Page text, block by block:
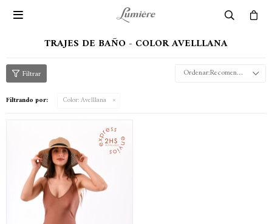

TRAJES DE BAÑO - COLOR AVELLLANA
Recomendados
Filtrando por: Color:Avelllana